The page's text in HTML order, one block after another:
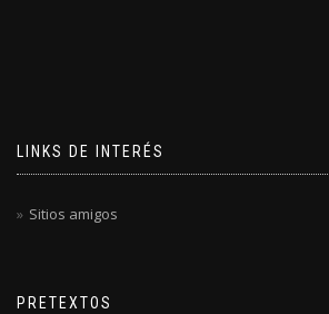
LINKS DE INTERÉS
Sitios amigos
PRETEXTOS